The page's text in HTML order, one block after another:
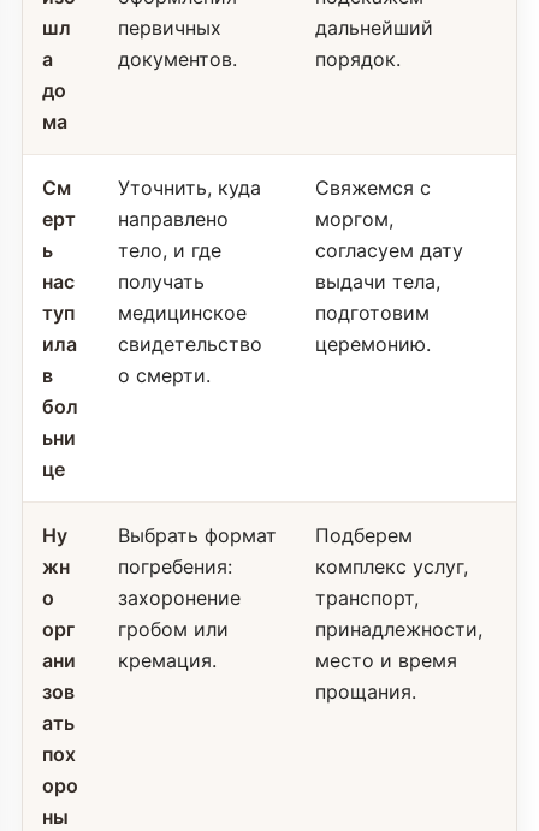
шл
а
до
ма
первичных
документов.
дальнейший
порядок.
См
ерт
ь
нас
туп
ила
в
бол
ьни
це
Уточнить, куда
направлено
тело, и где
получать
медицинское
свидетельство
о смерти.
Свяжемся с
моргом,
согласуем дату
выдачи тела,
подготовим
церемонию.
Ну
жн
о
орг
ани
зов
ать
пох
оро
ны
Выбрать формат
погребения:
захоронение
гробом или
кремация.
Подберем
комплекс услуг,
транспорт,
принадлежности,
место и время
прощания.